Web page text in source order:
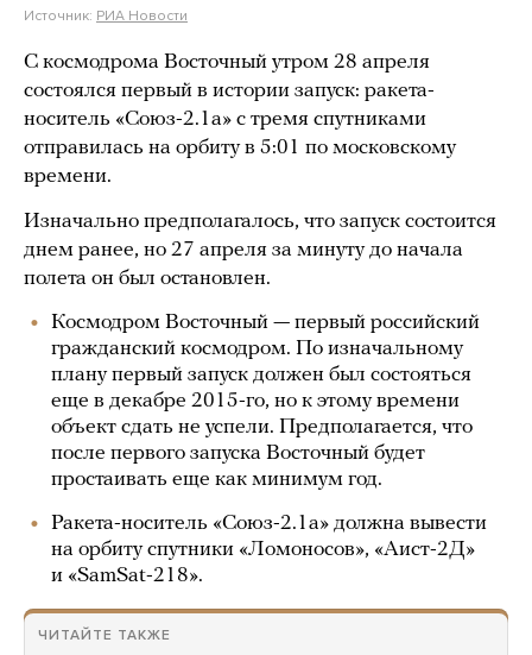
Источник: РИА Новости
С космодрома Восточный утром 28 апреля
состоялся первый в истории запуск: ракета-
носитель «Союз-2.1а» с тремя спутниками
отправилась на орбиту в 5:01 по московскому
времени.
Изначально предполагалось, что запуск состоится
днем ранее, но 27 апреля за минуту до начала
полета он был остановлен.
Космодром Восточный — первый российский
гражданский космодром. По изначальному
плану первый запуск должен был состояться
еще в декабре 2015-го, но к этому времени
объект сдать не успели. Предполагается, что
после первого запуска Восточный будет
простаивать еще как минимум год.
Ракета-носитель «Союз-2.1а» должна вывести
на орбиту спутники «Ломоносов», «Аист-2Д»
и «SamSat-218».
ЧИТАЙТЕ ТАКЖЕ